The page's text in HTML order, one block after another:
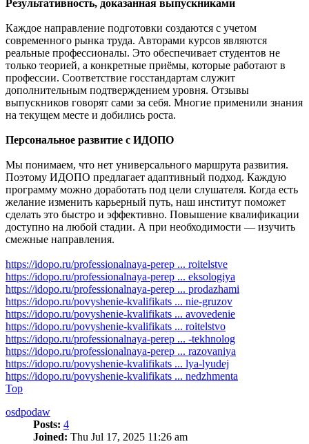
Результативность, доказанная выпускниками
Каждое направление подготовки создаются с учетом
современного рынка труда. Авторами курсов являются
реальные профессионалы. Это обеспечивает студентов не
только теорией, а конкретные приёмы, которые работают в
профессии. Соответствие госстандартам служит
дополнительным подтверждением уровня. Отзывы
выпускников говорят сами за себя. Многие применили знания
на текущем месте и добились роста.
Персональное развитие с ИДОПО
Мы понимаем, что нет универсального маршрута развития.
Поэтому ИДОПО предлагает адаптивный подход. Каждую
программу можно доработать под цели слушателя. Когда есть
желание изменить карьерный путь, наш институт поможет
сделать это быстро и эффективно. Повышение квалификации
доступно на любой стадии. А при необходимости — изучить
смежные направления.
https://idopo.ru/professionalnaya-perep ... roitelstve
https://idopo.ru/professionalnaya-perep ... eksologiya
https://idopo.ru/professionalnaya-perep ... prodazhami
https://idopo.ru/povyshenie-kvalifikats ... nie-gruzov
https://idopo.ru/povyshenie-kvalifikats ... avovedenie
https://idopo.ru/povyshenie-kvalifikats ... roitelstvo
https://idopo.ru/professionalnaya-perep ... -tekhnolog
https://idopo.ru/professionalnaya-perep ... razovaniya
https://idopo.ru/povyshenie-kvalifikats ... lya-lyudej
https://idopo.ru/povyshenie-kvalifikats ... nedzhmenta
Top
osdpodaw
Posts: 4
Joined: Thu Jul 17, 2025 11:26 am